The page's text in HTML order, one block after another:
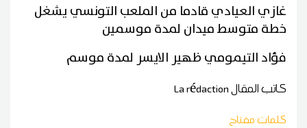
غازي العيادي قادما من الملعب التونسي يشغل
خطة متوسط ميدان لمدة موسمين
فؤاد التيمومي ظهير الايسر لمدة موسم
كاتب المقالLa rédaction
كلمات مفتاح